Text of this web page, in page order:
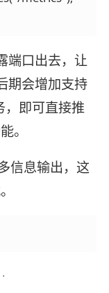
端口出去，让
期会增加支持
，即可直接推
。
信息输出，这